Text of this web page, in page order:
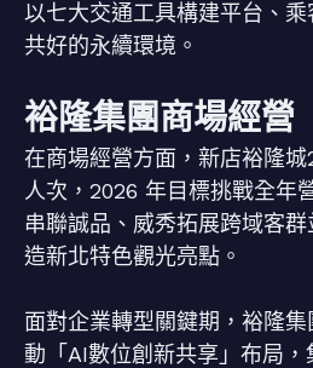
以七大交通工具構建平台、
共好的永續環境。
裕隆集團商場經營
在商場經營方面，新店裕隆
人次，2026 年目標挑戰全年
串聯誠品、威秀拓展跨域客
造新北特色觀光亮點。
面對企業轉型關鍵期，裕隆
動「AI數位創新共享」布局